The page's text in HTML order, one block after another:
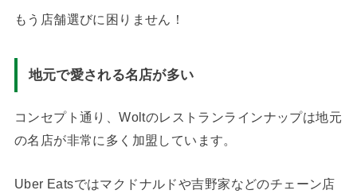
もう店舗選びに困りません！
地元で愛される名店が多い
コンセプト通り、Woltのレストランラインナップは地元
の名店が非常に多く加盟しています。
Uber Eatsではマクドナルドや吉野家などのチェーン店